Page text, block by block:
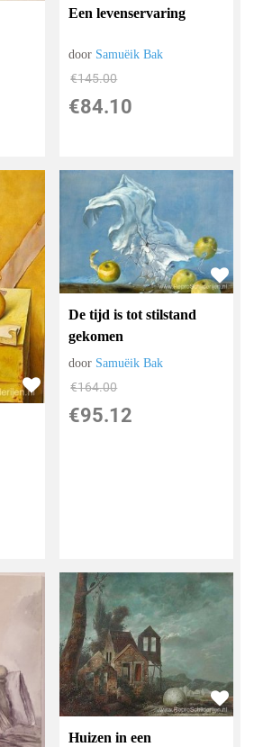
Een levenservaring
door Samuëik Bak
€145.00
€84.10
De tijd is tot stilstand
gekomen
door Samuëik Bak
€164.00
€95.12
Huizen in een